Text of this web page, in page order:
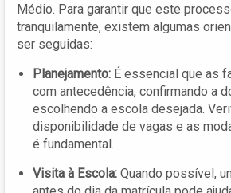
Médio. Para garantir que este
tranquilamente, existem algumas
ser seguidas:
Planejamento: É essencial que as
com antecedência, confirmando a
escolhendo a escola desejada.
disponibilidade de vagas e as
é fundamental.
Visita à Escola: Quando possível,